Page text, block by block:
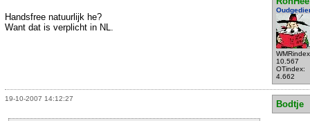
10.567
OTindex:
4.662
Handsfree natuurlijk he?
Want dat is verplicht in NL.
19-10-2007 14:12:27
Bodtje